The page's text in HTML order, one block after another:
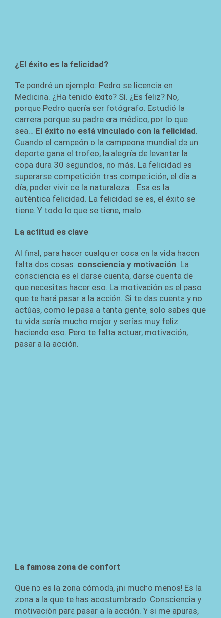
¿El éxito es la felicidad?
Te pondré un ejemplo: Pedro se licencia en
Medicina. ¿Ha tenido éxito? Sí. ¿Es feliz? No,
porque Pedro quería ser fotógrafo. Estudió la
carrera porque su padre era médico, por lo que
sea… El éxito no está vinculado con la felicidad.
Cuando el campeón o la campeona mundial de un
deporte gana el trofeo, la alegría de levantar la
copa dura 30 segundos, no más. La felicidad es
superarse competición tras competición, el día a
día, poder vivir de la naturaleza… Esa es la
auténtica felicidad. La felicidad se es, el éxito se
tiene. Y todo lo que se tiene, malo.
La actitud es clave
Al final, para hacer cualquier cosa en la vida hacen
falta dos cosas: consciencia y motivación. La
consciencia es el darse cuenta, darse cuenta de
que necesitas hacer eso. La motivación es el paso
que te hará pasar a la acción. Si te das cuenta y no
actúas, como le pasa a tanta gente, solo sabes que
tu vida sería mucho mejor y serías muy feliz
haciendo eso. Pero te falta actuar, motivación,
pasar a la acción.
La famosa zona de confort
Que no es la zona cómoda, ¡ni mucho menos! Es la
zona a la que te has acostumbrado. Consciencia y
motivación para pasar a la acción. Y si me apuras,